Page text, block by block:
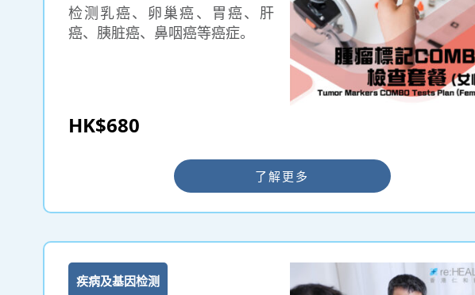
检测乳癌、卵巢癌、胃癌、肝
癌、胰脏癌、鼻咽癌等癌症。
HK$680
了解更多
疾病及基因检测